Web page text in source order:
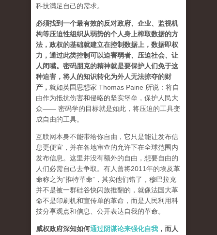
科技满足自己的需求。
必须找到一个最有效的反对政府、企业、监视机
构等压迫性组织从弱势的个人身上榨取数据的方
法，政权的基础就建立在控制数据上，数据即权
力，通过此类控制可以迫害弱者、压迫社会、让
人闭嘴。密码朋克的精神就是要保护人们免于这
种迫害，将人的知识转化为外人无法掠夺的财
产 ， 就如英国思想家 Thomas Paine 所说：将自
由作为抵抗伤害和侵略的坚实堡垒，保护人民大
众—— 密码学的目标就是如此，将压迫的工具变
成自由的工具。
互联网本身不能带给你自由，它只是能让发布信
息更便宜，并在各地审查的允许下在全球范围内
发布信息。这里并没有额外的自由，想要自由的
人们必需自己去争取。有人曾将2011年的埃及革
命称之为“推特革命”，其实他们错了，穆巴拉克
并不是被一群硅谷快闪族推翻的，就像法国大革
命不是印刷机和宣传单的革命，而是人民利用科
技分享观点和信息、公开表达自我的革命。
威权政府深知如何通过阴谋论来强化自我 ，而人